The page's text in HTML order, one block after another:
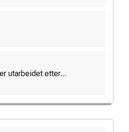
utarbeidet etter...